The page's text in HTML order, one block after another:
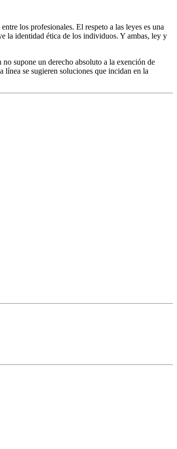
los profesionales. El respeto a las leyes es una
la identidad ética de los individuos. Y ambas, ley y
supone un derecho absoluto a la exención de
línea se sugieren soluciones que incidan en la